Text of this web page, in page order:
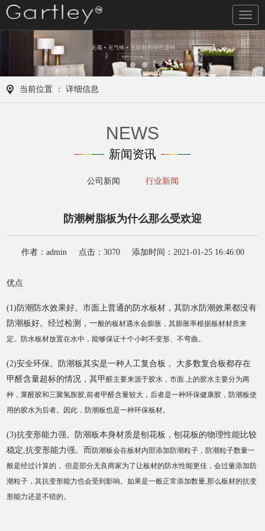
导
航
当前位置 ： 详细信息
NEWS
新闻资讯
公司新闻 行业新闻
防潮树脂板为什么那么受欢迎
作者：admin 点击：3070 添加时间：2021-01-25 16:46:00
优点
(1)防潮防水效果好。市面上普通的防水板材，其防水防潮效果都没有
防潮板好。经过检测，一般的板材遇水会膨胀，其膨胀率根据板材材质来
定。防水板材放置在水中，能够保证十个小时不变形、不弯曲。
(2)安全环保。防潮板其实是一种人工复合板， 大多数复合板都存在
甲醛含量超标的情况，其甲醛主要来源于胶水，市面.上的胶水主要分为两
种，莱醛胶和三聚氢胺胶,前者甲醛含量较大， 后者是一种环保健康胶，防潮板使
用的胶水为后者。因此，防潮板也是一种环保板材。
(3)抗变形能力强。防潮板本身材质是刨花板，刨花板的物理性能比较
稳定,抗变形能力强。而防潮板会在板材内部添加防潮粒子，防潮粒子数量一
般是经过计算的， 但是部分无良商家为了让板材的防水性能更佳，会过量添加防
潮粒子，其抗变形能力也会受到影响。如果是一般正常添加数量,那么板材的抗变
形能力还是不错的。